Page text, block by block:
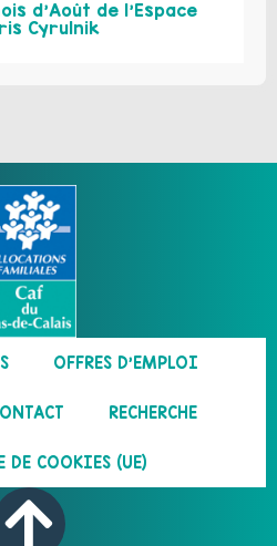
d’Août de l’Espace
Cyrulnik
OFFRES D’EMPLOI
RECHERCHE
COOKIES (UE)